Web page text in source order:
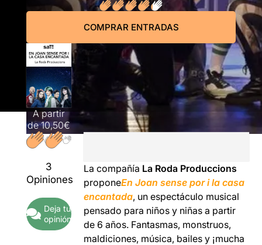
COMPRAR ENTRADAS
A partir
de10,50€
3
Opiniones
Deja tu
opinión
La compañía La Roda Produccions
proponeEn Joan sense por i la casa
encantada, un espectáculo musical
pensado para niños y niñas a partir
de 6 años. Fantasmas, monstruos,
maldiciones, música, bailes y ¡mucha